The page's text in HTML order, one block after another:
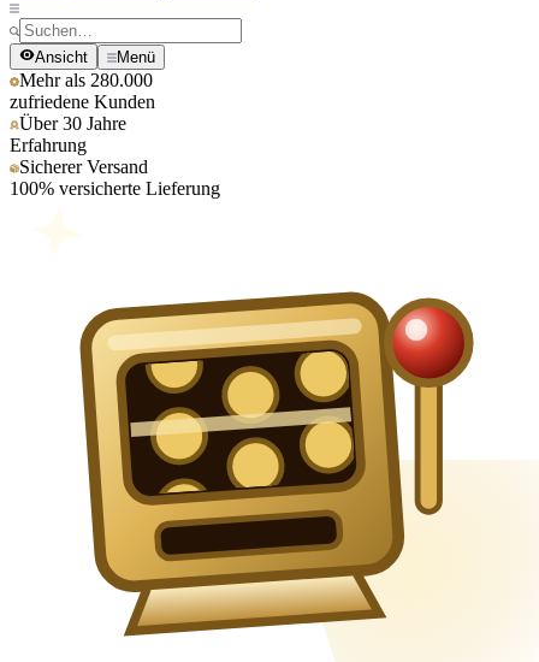
Ansicht Menü
Mehr als 280.000
zufriedene Kunden
Über 30 Jahre
Erfahrung
Sicherer Versand
100% versicherte Lieferung